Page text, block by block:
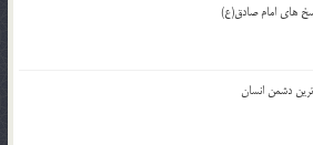
های امام صادق(ع)
دشمن انسان